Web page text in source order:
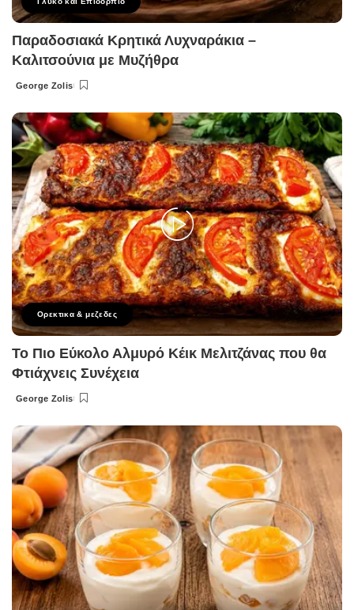
Παραδοσιακά Κρητικά Λυχναράκια –
Καλιτσούνια με Μυζήθρα
Posted
George Zolis
Ορεκτικα & μεζεδες
Το Πιο Εύκολο Αλμυρό Κέικ Μελιτζάνας που θα
Φτιάχνεις Συνέχεια
Posted
George Zolis